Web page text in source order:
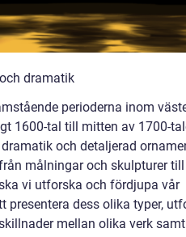
dramatik
perioderna inom
1600-tal till mitten av 1700-
och detaljerad
målningar och skulpturer till
vi utforska och fördjupa vår
dess olika typer,
mellan olika verk samt